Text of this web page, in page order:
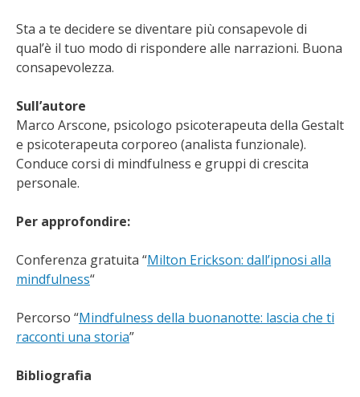
Sta a te decidere se diventare più consapevole di
qual’è il tuo modo di rispondere alle narrazioni. Buona
consapevolezza.
Sull’autore
Marco Arscone, psicologo psicoterapeuta della Gestalt
e psicoterapeuta corporeo (analista funzionale).
Conduce corsi di mindfulness e gruppi di crescita
personale.
Per approfondire:
Conferenza gratuita “Milton Erickson: dall’ipnosi alla
mindfulness“
Percorso “Mindfulness della buonanotte: lascia che ti
racconti una storia”
Bibliografia